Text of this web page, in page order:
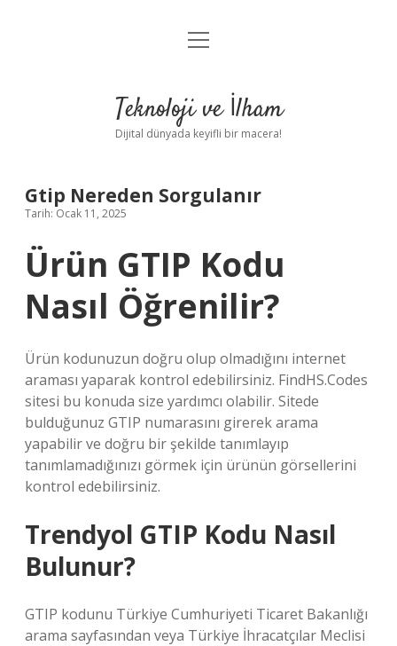
Anasayfa
Yasal Uyarı
menüyü
Teknoloji ve İlham
Dijital dünyada keyifli bir macera!
Gtip Nereden Sorgulanır
Tarih: Ocak 11, 2025
Ürün GTIP Kodu
Nasıl Öğrenilir?
Ürün kodunuzun doğru olup olmadığını internet
araması yaparak kontrol edebilirsiniz. FindHS.Codes
sitesi bu konuda size yardımcı olabilir. Sitede
bulduğunuz GTIP numarasını girerek arama
yapabilir ve doğru bir şekilde tanımlayıp
tanımlamadığınızı görmek için ürünün görsellerini
kontrol edebilirsiniz.
Trendyol GTIP Kodu Nasıl
Bulunur?
GTIP kodunu Türkiye Cumhuriyeti Ticaret Bakanlığı
arama sayfasından veya Türkiye İhracatçılar Meclisi